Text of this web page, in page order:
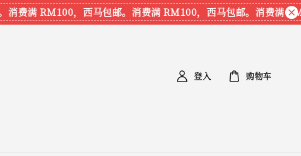
满 RM100，西马包邮。消费满 RM100，西马包邮。消费满 RM100
登入 购物车